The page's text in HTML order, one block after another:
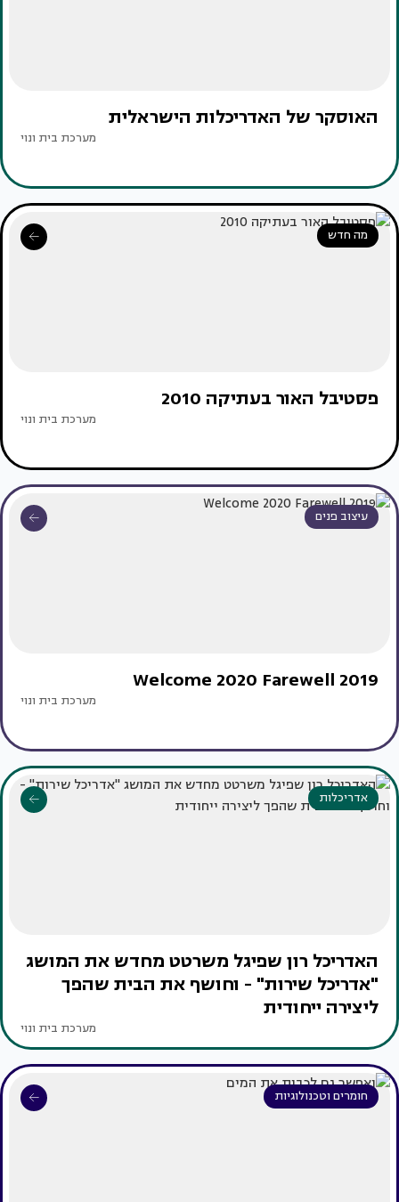
האוסקר של האדריכלות הישראלית
מערכת בית ונוי
מה חדש
פסטיבל האור בעתיקה 2010
מערכת בית ונוי
עיצוב פנים
Welcome 2020 Farewell 2019
מערכת בית ונוי
אדריכלות
האדריכל רון שפיגל משרטט מחדש את המושג
"אדריכל שירות" - וחושף את הבית שהפך
ליצירה ייחודית
מערכת בית ונוי
חומרים וטכנולוגיות